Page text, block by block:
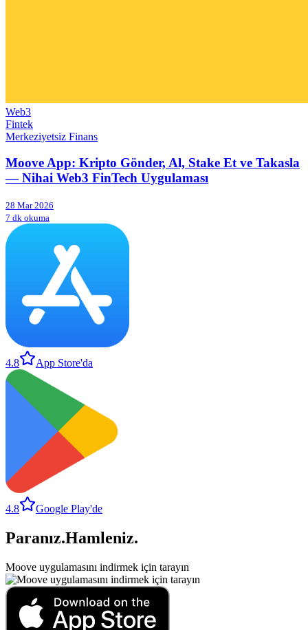
Web3
Fintek
Merkeziyetsiz Finans
Moove App: Kripto Gönder, Al, Stake Et ve Takasla
— Nihai Web3 FinTech Uygulaması
28 Mar 2026
7 dk okuma
4.8 App Store'da
4.8 Google Play'de
Paranız.Hamleniz.
Moove uygulamasını indirmek için tarayın